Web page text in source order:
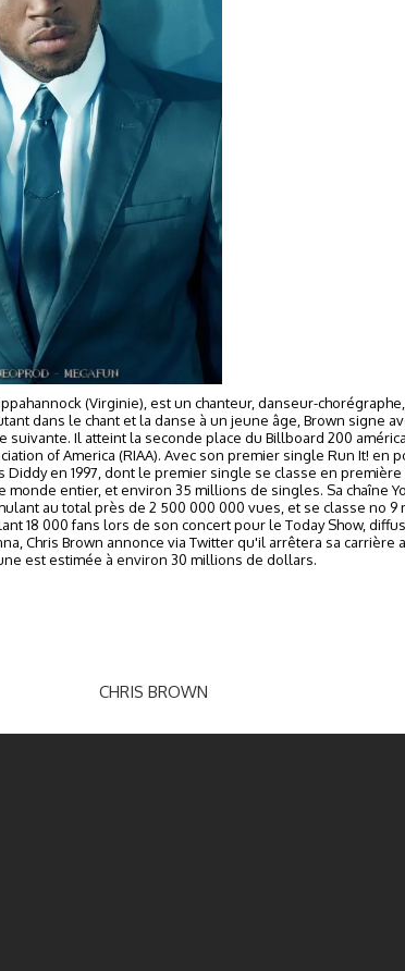
(Virginie), est un chanteur, danseur-
dans le chant et la danse à un jeune âge, Brown signe
Il atteint la seconde place du Billboard 200
of America (RIAA). Avec son premier single Run It! en
en 1997, dont le premier single se classe en
monde entier, et environ 35 millions de singles. Sa chaîne
au total près de 2 500 000 000 vues, et se classe no 9
18 000 fans lors de son concert pour le Today Show,
Chris Brown annonce via Twitter qu'il arrêtera sa carrière
est estimée à environ 30 millions de dollars.
CHRIS BROWN